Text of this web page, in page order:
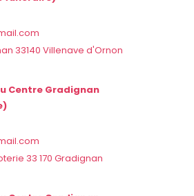
33140 Villenave d'Ornon
Centre Gradignan
33 170 Gradignan